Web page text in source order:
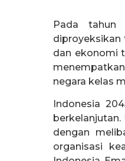
Pada tahun
dan ekonomi
negara kelas
Indonesia
dengan
organisasi